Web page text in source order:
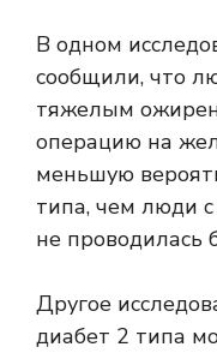
В одном
сообщили, что
тяжелым
операцию на
меньшую
типа, чем люди
не проводилась
Другое
диабет 2 типа